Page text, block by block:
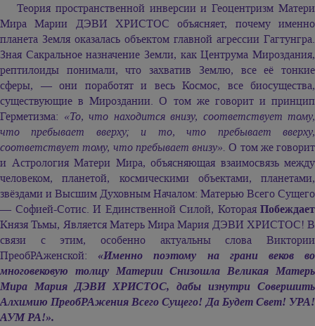
Теория пространственной инверсии и Геоцентризм Матери
Мира Марии ДЭВИ ХРИСТОС объясняет, почему именно
планета Земля оказалась объектом главной агрессии Гагтунгра.
Зная Сакральное назначение Земли, как Центрума Мироздания,
рептилоиды понимали, что захватив Землю, все её тонкие
сферы, — они поработят и весь Космос, все биосущества,
существующие в Мироздании. О том же говорит и принцип
Герметизма: «То, что находится внизу, соответствует тому,
что пребывает вверху; и то, что пребывает вверху,
соответствует тому, что пребывает внизу».О том же говорит
и Астрология Матери Мира, объясняющая взаимосвязь между
человеком, планетой, космическими объектами, планетами,
звёздами и Высшим Духовным Началом: Матерью Всего Сущего
— Софией-Сотис. И Единственной Силой, Которая Побеждает
Князя Тьмы, Является Матерь Мира Мария ДЭВИ ХРИСТОС! В
связи с этим, особенно актуальны слова Виктории
ПреобРАженской:«Именно поэтому на грани веков во
многовековую толщу Материи Снизошла Великая Матерь
Мира Мария ДЭВИ ХРИСТОС, дабы изнутри Совершить
Алхимию ПреобРАжения Всего Сущего! Да Будет Свет! УРА!
АУМ РА!».